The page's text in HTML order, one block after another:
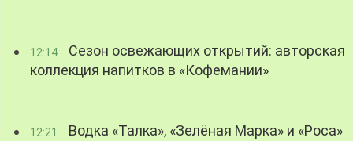
12:14
Сезон освежающих открытий: авторская
коллекция напитков в «Кофемании»
12:21
Водка «Талка», «Зелёная Марка» и «Роса»